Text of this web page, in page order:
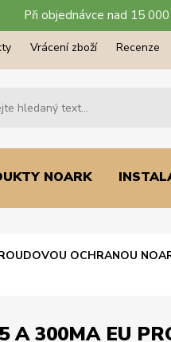
Při objednávce nad 15
Vrácení zboží Recenze
NOARK
OCHRANOU
300MA EU